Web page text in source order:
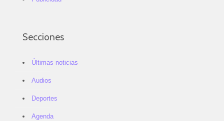
Secciones
Últimas noticias
Audios
Deportes
Agenda